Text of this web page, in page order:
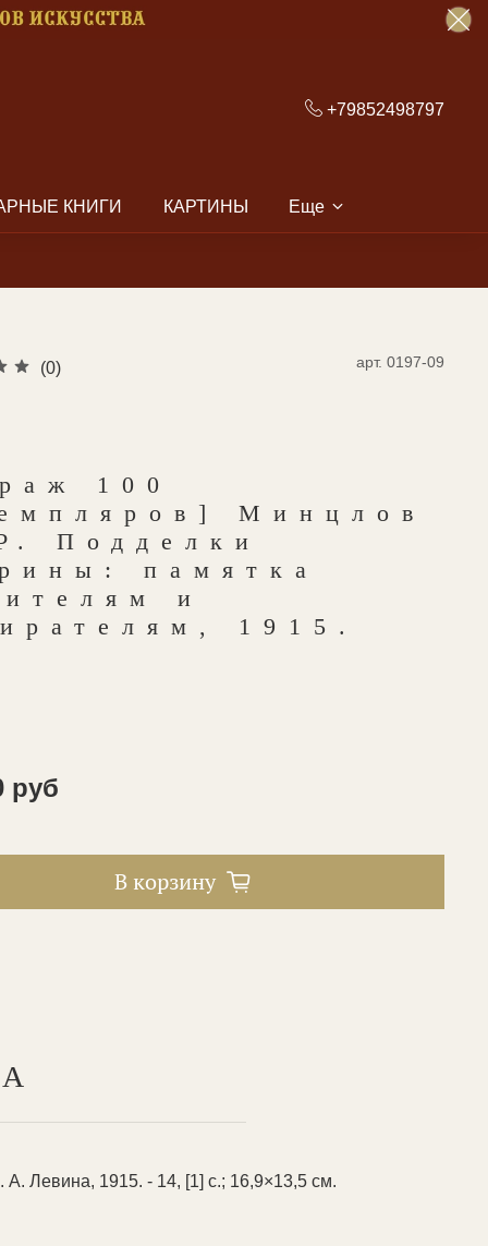
+79852498797
КНИГИ КАРТИНЫ Еще
(0) арт. 0197-09
100
Минцлов
Подделки
памятка
и
1915.
руб
В корзину
Левина, 1915. - 14, [1] с.; 16,9×13,5 см.